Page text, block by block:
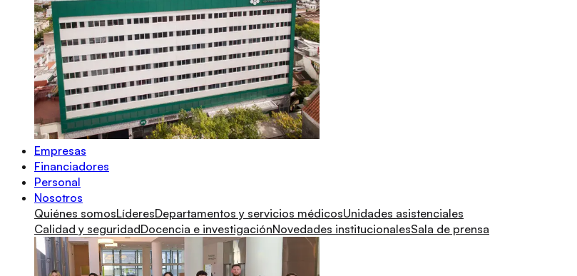
Empresas
Financiadores
Personal
Nosotros
Quiénes somosLíderesDepartamentos y servicios médicosUnidades asistenciales
Calidad y seguridadDocencia e investigaciónNovedades institucionalesSala de prensa